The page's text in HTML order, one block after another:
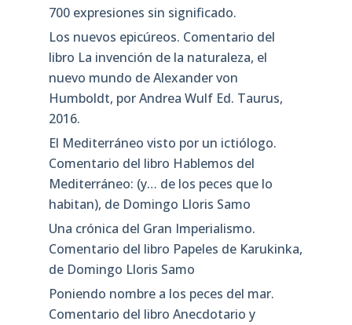
700 expresiones sin significado.
Los nuevos epicúreos. Comentario del
libro La invención de la naturaleza, el
nuevo mundo de Alexander von
Humboldt, por Andrea Wulf Ed. Taurus,
2016.
El Mediterráneo visto por un ictiólogo.
Comentario del libro Hablemos del
Mediterráneo: (y… de los peces que lo
habitan), de Domingo Lloris Samo
Una crónica del Gran Imperialismo.
Comentario del libro Papeles de Karukinka,
de Domingo Lloris Samo
Poniendo nombre a los peces del mar.
Comentario del libro Anecdotario y